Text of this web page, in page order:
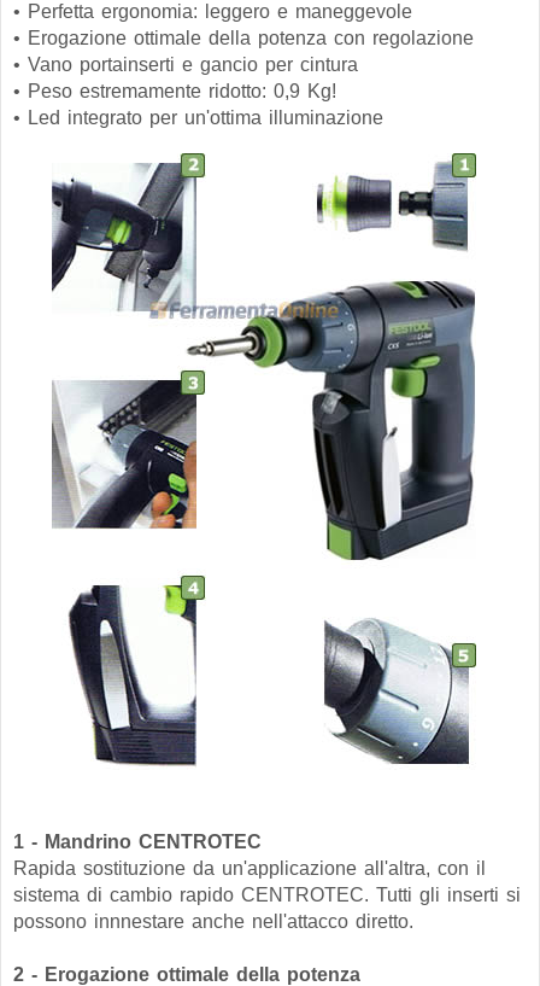
• Perfetta ergonomia: leggero e maneggevole
• Erogazione ottimale della potenza con regolazione
• Vano portainserti e gancio per cintura
• Peso estremamente ridotto: 0,9 Kg!
• Led integrato per un'ottima illuminazione
1 - Mandrino CENTROTEC
Rapida sostituzione da un'applicazione all'altra, con il
sistema di cambio rapido CENTROTEC. Tutti gli inserti si
possono innnestare anche nell'attacco diretto.
2 - Erogazione ottimale della potenza